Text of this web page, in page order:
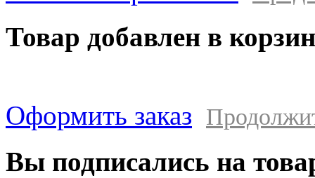
Товар добавлен в
Оформить заказ
Вы подписались на